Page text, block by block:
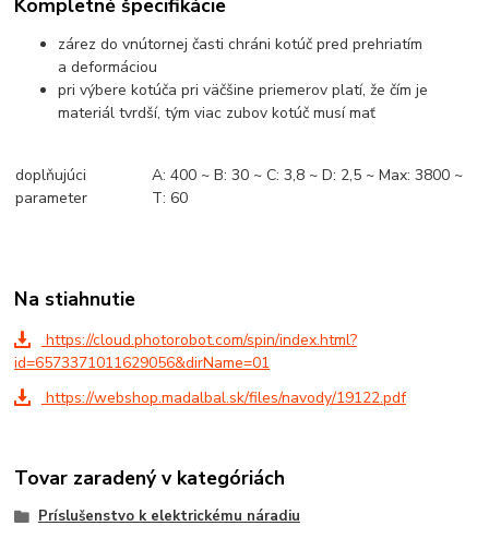
zárez do vnútornej časti chráni kotúč pred prehriatím
a deformáciou
pri výbere kotúča pri väčšine priemerov platí, že čím je
materiál tvrdší, tým viac zubov kotúč musí mať
doplňujúci
parameter
A: 400 ~ B: 30 ~ C: 3,8 ~ D: 2,5 ~ Max: 3800 ~
T: 60
Na stiahnutie
https://cloud.photorobot.com/spin/index.html?
id=6573371011629056&dirName=01
https://webshop.madalbal.sk/files/navody/19122.pdf
Tovar zaradený v kategóriách
Príslušenstvo k elektrickému náradiu